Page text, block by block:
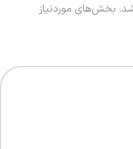
بخش‌های موردنیاز